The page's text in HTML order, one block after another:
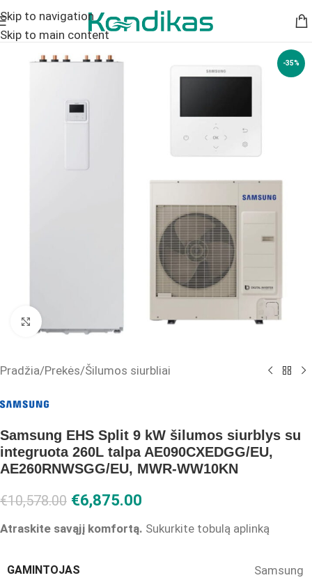
Skip to navigation
Skip to main content
-35%
Click to enlarge
Pradžia/Prekės/Šilumos siurbliai
Samsung EHS Split 9 kW šilumos siurblys su
integruota 260L talpa AE090CXEDGG/EU,
AE260RNWSGG/EU, MWR-WW10KN
€10,578.00 €6,875.00
Atraskite savąjį komfortą. Sukurkite tobulą aplinką
GAMINTOJAS Samsung